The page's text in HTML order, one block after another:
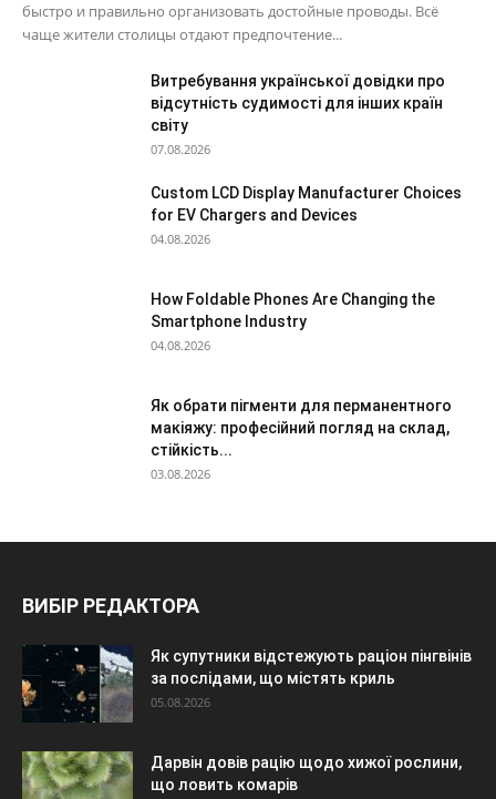
быстро и правильно организовать достойные проводы. Всё
чаще жители столицы отдают предпочтение...
Витребування української довідки про
відсутність судимості для інших країн
світу
07.08.2026
Custom LCD Display Manufacturer Choices
for EV Chargers and Devices
04.08.2026
How Foldable Phones Are Changing the
Smartphone Industry
04.08.2026
Як обрати пігменти для перманентного
макіяжу: професійний погляд на склад,
стійкість...
03.08.2026
ВИБІР РЕДАКТОРА
Як супутники відстежують раціон пінгвінів
за послідами, що містять криль
05.08.2026
Дарвін довів рацію щодо хижої рослини,
що ловить комарів